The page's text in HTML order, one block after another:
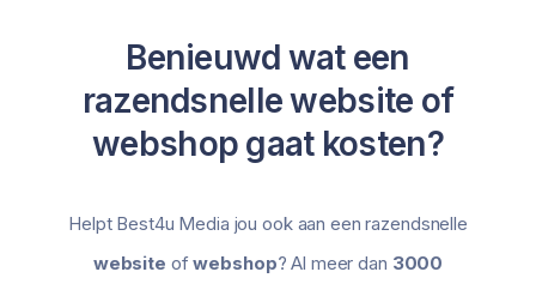
Benieuwd wat een
razendsnelle website of
webshop gaat kosten?
Helpt Best4u Media jou ook aan een razendsnelle
website ofwebshop? Al meer dan 3000